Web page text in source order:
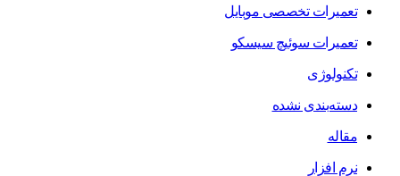
تعمیرات تخصصی موبایل
تعمیرات سوئیچ سیسکو
تکنولوژی
دسته‌بندی نشده
مقاله
نرم افزار